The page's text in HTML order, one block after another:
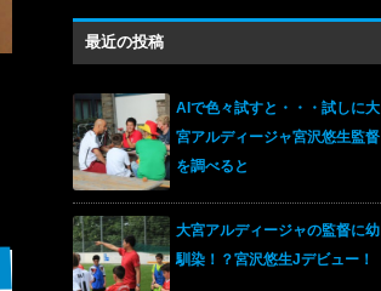
最近の投稿
AIで色々試すと・・・試しに大
宮アルディージャ宮沢悠生監督
を調べると
大宮アルディージャの監督に幼
馴染！？宮沢悠生Jデビュー！